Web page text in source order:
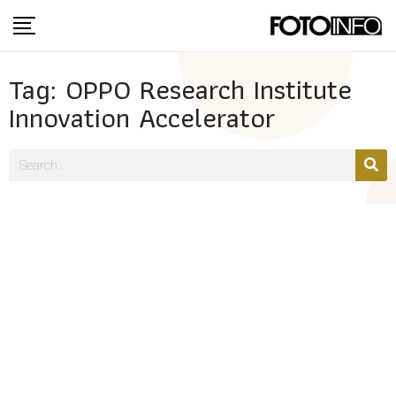
Tag: OPPO Research Institute
Innovation Accelerator